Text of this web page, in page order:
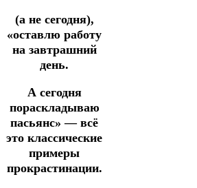
(а не сегодня),
«оставлю работу
на завтрашний
день.
А сегодня
пораскладываю
пасьянс» — всё
это классические
примеры
прокрастинации.